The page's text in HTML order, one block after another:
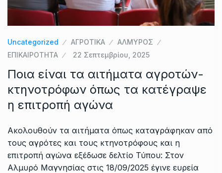
Uncategorized ΑΓΡΟΤΙΚΑ
ΑΛΜΥΡΟΣ
ΕΠΙΚΑΙΡΟΤΗΤΑ
22 Σεπτεμβρίου, 2025
Ποια είναι τα αιτήματα αγροτών-
κτηνοτρόφων όπως τα κατέγραψε
η επιτροπή αγώνα
Ακολουθούν τα αιτήματα όπως καταγράφηκαν από
τους αγρότες και τους κτηνοτρόφους και η
επιτροπή αγώνα εξέδωσε δελτίο Τύπου: Στον
Αλμυρό Μαγνησίας στις 18/09/2025 έγινε ευρεία